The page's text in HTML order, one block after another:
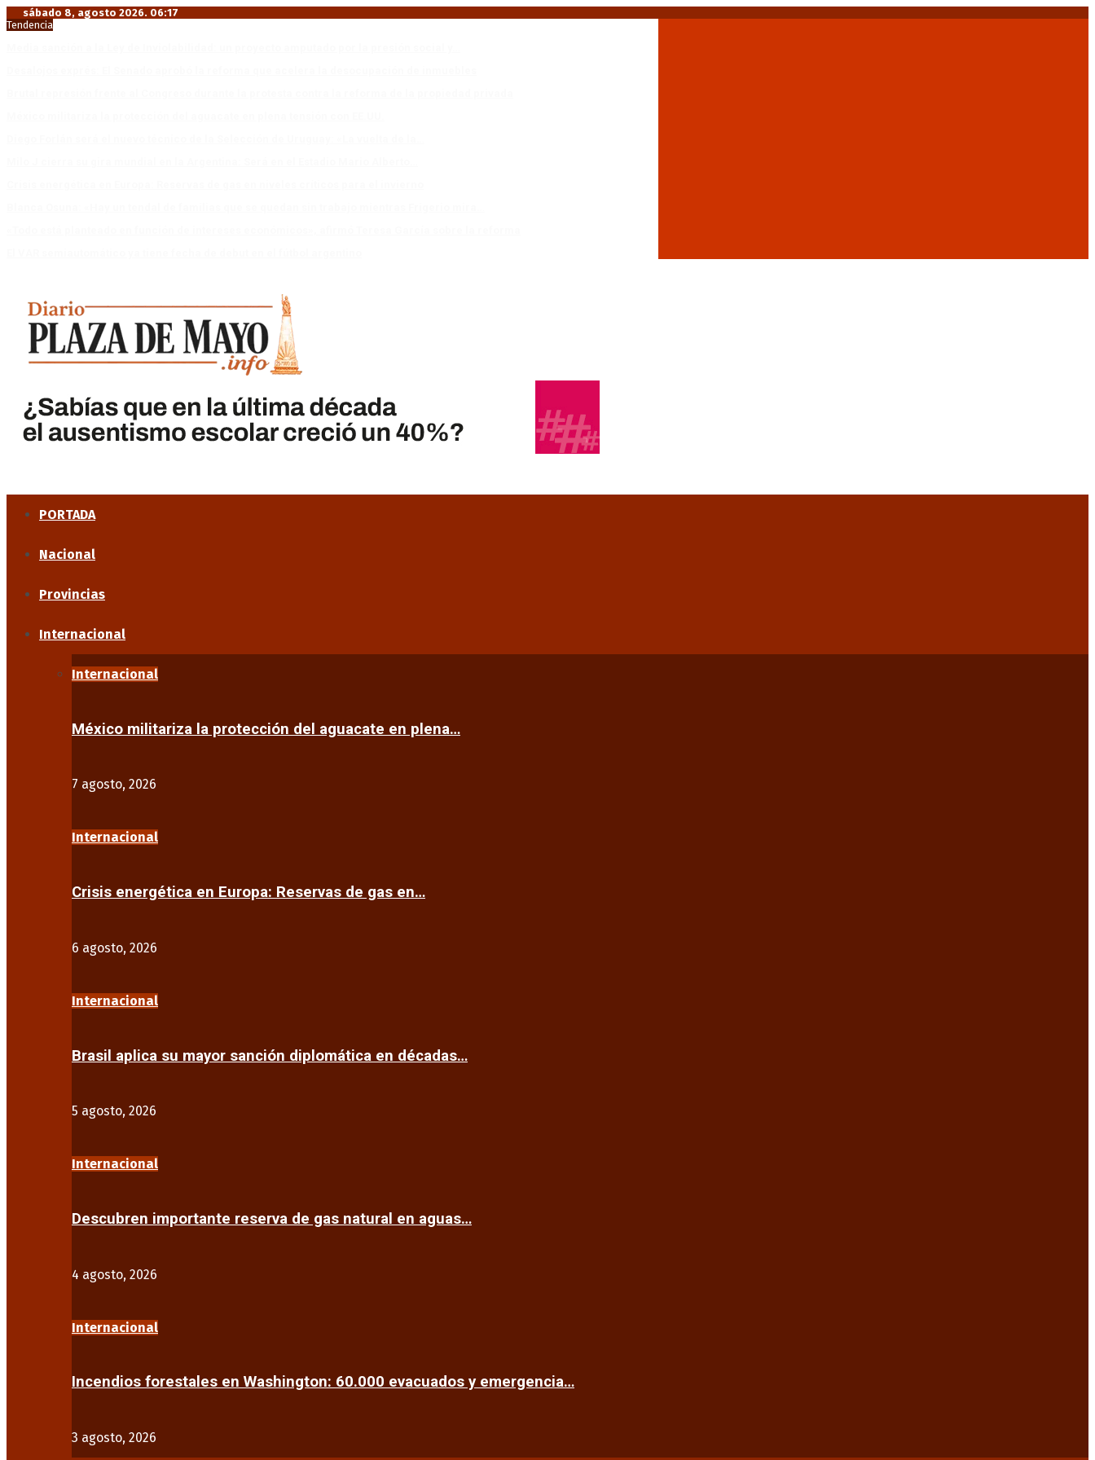
sábado 8, agosto 2026. 06:17
Tendencia
PORTADA
Nacional
Provincias
Internacional
Internacional
México militariza la protección del aguacate en plena…
7 agosto, 2026
Internacional
Crisis energética en Europa: Reservas de gas en…
6 agosto, 2026
Internacional
Brasil aplica su mayor sanción diplomática en décadas…
5 agosto, 2026
Internacional
Descubren importante reserva de gas natural en aguas…
4 agosto, 2026
Internacional
Incendios forestales en Washington: 60.000 evacuados y emergencia…
3 agosto, 2026